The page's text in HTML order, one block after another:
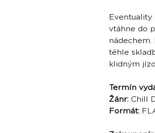
Eventuality
vtáhne do
nádechem.
téhle
klidným
Termín
Žánr: Chill
Formát: